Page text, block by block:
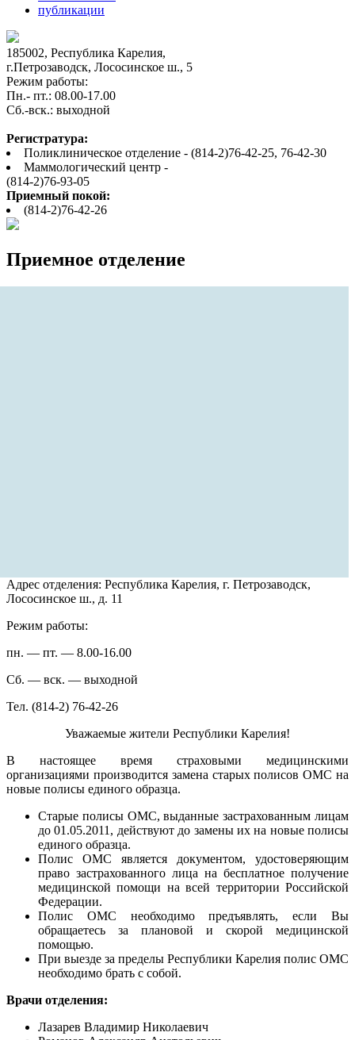
публикации
185002, Республика Карелия,
г.Петрозаводск, Лососинское ш., 5
Режим работы:
Пн.- пт.: 08.00-17.00
Cб.-вск.: выходной
Регистратура:
Поликлиническое отделение - (814-2)76-42-25, 76-42-30
Маммологический центр -
(814-2)76-93-05
Приемный покой:
(814-2)76-42-26
Приемное отделение
Адрес отделения: Республика Карелия, г. Петрозаводск,
Лососинское ш., д. 11
Режим работы:
пн. — пт. — 8.00-16.00
Сб. — вск. — выходной
Тел. (814-2) 76-42-26
Уважаемые жители Республики Карелия!
В настоящее время страховыми медицинскими
организациями производится замена старых полисов ОМС на
новые полисы единого образца.
Старые полисы ОМС, выданные застрахованным лицам
до 01.05.2011, действуют до замены их на новые полисы
единого образца.
Полис ОМС является документом, удостоверяющим
право застрахованного лица на бесплатное получение
медицинской помощи на всей территории Российской
Федерации.
Полис ОМС необходимо предъявлять, если Вы
обращаетесь за плановой и скорой медицинской
помощью.
При выезде за пределы Республики Карелия полис ОМС
необходимо брать с собой.
Врачи отделения:
Лазарев Владимир Николаевич